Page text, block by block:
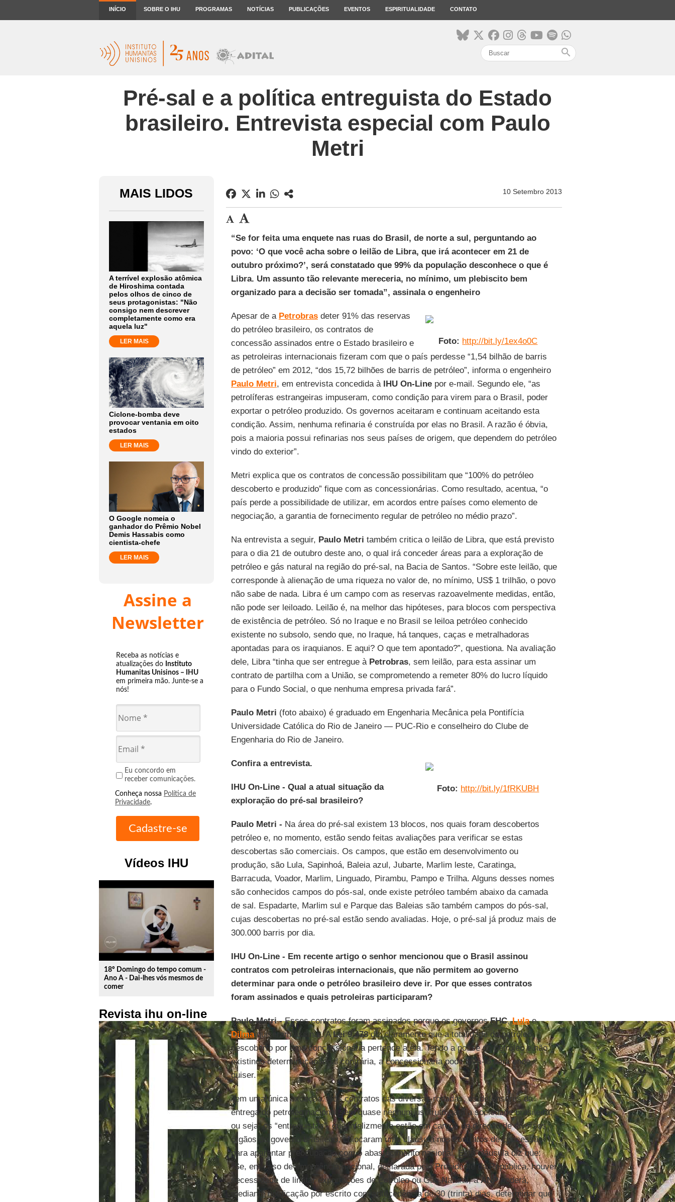
INÍCIO SOBRE O IHU PROGRAMAS NOTÍCIAS PUBLICAÇÕES EVENTOS ESPIRITUALIDADE CONTATO
search
Pré-sal e a política entreguista do Estado
brasileiro. Entrevista especial com Paulo
Metri
MAIS LIDOS
A terrível explosão atômica
de Hiroshima contada
pelos olhos de cinco de
seus protagonistas: "Não
consigo nem descrever
completamente como era
aquela luz"
LER MAIS
Ciclone-bomba deve
provocar ventania em oito
estados
LER MAIS
O Google nomeia o
ganhador do Prêmio Nobel
Demis Hassabis como
cientista-chefe
LER MAIS
Assine a
Newsletter
Receba as notícias e
atualizações do Instituto
Humanitas Unisinos – IHU
em primeira mão. Junte-se a
nós!
Eu concordo em
receber comunicações.
Conheça nossa Política de
Privacidade.
Vídeos IHU
play_circle_outline
18º Domingo do tempo comum -
Ano A - Dai-lhes vós mesmos de
comer
Revista ihu on-line
10 Setembro 2013
“Se for feita uma enquete nas ruas do Brasil, de norte a sul, perguntando ao
povo: ‘O que você acha sobre o leilão de Libra, que irá acontecer em 21 de
outubro próximo?’, será constatado que 99% da população desconhece o que é
Libra. Um assunto tão relevante mereceria, no mínimo, um plebiscito bem
organizado para a decisão ser tomada”, assinala o engenheiro
Foto: http://bit.ly/1ex4o0C
Apesar de a Petrobrasdeter 91% das reservas
do petróleo brasileiro, os contratos de
concessão assinados entre o Estado brasileiro e
as petroleiras internacionais fizeram com que o país perdesse “1,54 bilhão de barris
de petróleo” em 2012, “dos 15,72 bilhões de barris de petróleo”, informa o engenheiro
Paulo Metri, em entrevista concedida à IHU On-Linepor e-mail. Segundo ele, “as
petrolíferas estrangeiras impuseram, como condição para virem para o Brasil, poder
exportar o petróleo produzido. Os governos aceitaram e continuam aceitando esta
condição. Assim, nenhuma refinaria é construída por elas no Brasil. A razão é óbvia,
pois a maioria possui refinarias nos seus países de origem, que dependem do petróleo
vindo do exterior”.
Metri explica que os contratos de concessão possibilitam que “100% do petróleo
descoberto e produzido” fique com as concessionárias. Como resultado, acentua, “o
país perde a possibilidade de utilizar, em acordos entre países como elemento de
negociação, a garantia de fornecimento regular de petróleo no médio prazo”.
Na entrevista a seguir, Paulo Metri também critica o leilão de Libra, que está previsto
para o dia 21 de outubro deste ano, o qual irá conceder áreas para a exploração de
petróleo e gás natural na região do pré-sal, na Bacia de Santos. “Sobre este leilão, que
corresponde à alienação de uma riqueza no valor de, no mínimo, US$ 1 trilhão, o povo
não sabe de nada. Libra é um campo com as reservas razoavelmente medidas, então,
não pode ser leiloado. Leilão é, na melhor das hipóteses, para blocos com perspectiva
de existência de petróleo. Só no Iraque e no Brasil se leiloa petróleo conhecido
existente no subsolo, sendo que, no Iraque, há tanques, caças e metralhadoras
apontadas para os iraquianos. E aqui? O que tem apontado?”, questiona. Na avaliação
dele, Libra “tinha que ser entregue à Petrobras, sem leilão, para esta assinar um
contrato de partilha com a União, se comprometendo a remeter 80% do lucro líquido
para o Fundo Social, o que nenhuma empresa privada fará”.
Paulo Metri (foto abaixo) é graduado em Engenharia Mecânica pela Pontifícia
Universidade Católica do Rio de Janeiro — PUC-Rio e conselheiro do Clube de
Engenharia do Rio de Janeiro.
Foto: http://bit.ly/1fRKUBH
Confira a entrevista.
IHU On-Line - Qual a atual situação da
exploração do pré-sal brasileiro?
Paulo Metri - Na área do pré-sal existem 13 blocos, nos quais foram descobertos
petróleo e, no momento, estão sendo feitas avaliações para verificar se estas
descobertas são comerciais. Os campos, que estão em desenvolvimento ou
produção, são Lula, Sapinhoá, Baleia azul, Jubarte, Marlim leste, Caratinga,
Barracuda, Voador, Marlim, Linguado, Pirambu, Pampo e Trilha. Alguns desses nomes
são conhecidos campos do pós-sal, onde existe petróleo também abaixo da camada
de sal. Espadarte, Marlim sul e Parque das Baleias são também campos do pós-sal,
cujas descobertas no pré-sal estão sendo avaliadas. Hoje, o pré-sal já produz mais de
300.000 barris por dia.
IHU On-Line - Em recente artigo o senhor mencionou que o Brasil assinou
contratos com petroleiras internacionais, que não permitem ao governo
determinar para onde o petróleo brasileiro deve ir. Por que esses contratos
foram assinados e quais petroleiras participaram?
Paulo Metri -Esses contratos foram assinados porque os governosFHC,Lulae
Dilmaquiseram assinar. ALei 9.478diz claramente que a totalidade do petróleo
descoberto por uma concessionária pertence a ela. Tendo a posse do petróleo e não
existindo determinação legal contrária, a concessionária pode levá-lo para onde
quiser.
Tem uma única exceção. Nos contratos das diversas rodadas, os defensores da
entrega do petróleo nacional sem quase nenhum usufruto para a sociedade brasileira,
ou seja, os “entreguistas”, que infelizmente estão em cargos de direção de diversos
órgãos do governo brasileiro, colocaram uma cláusula nos contratos de concessão
para aparentar preocupação com o abastecimento nacional. Esta cláusula diz que:
“Se, em caso de emergência nacional, declarada pelo Presidente da República, houver
necessidade de limitar exportações de Petróleo ou Gás Natural, aANPpoderá,
mediante notificação por escrito com antecedência de 30 (trinta) dias, determinar que